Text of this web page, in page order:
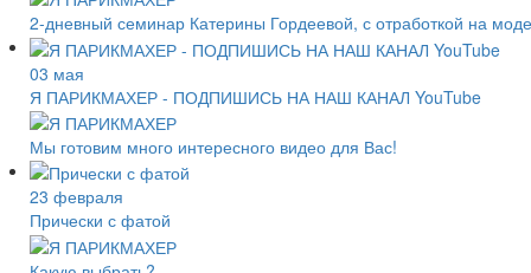
2-дневный семинар Катерины Гордеевой, с отработкой на
03 мая
Я ПАРИКМАХЕР - ПОДПИШИСЬ НА НАШ КАНАЛ YouTube
Мы готовим много интересного видео для Вас!
23 февраля
Прически с фатой